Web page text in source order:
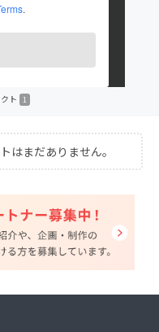
.
ト 1
はまだありません。